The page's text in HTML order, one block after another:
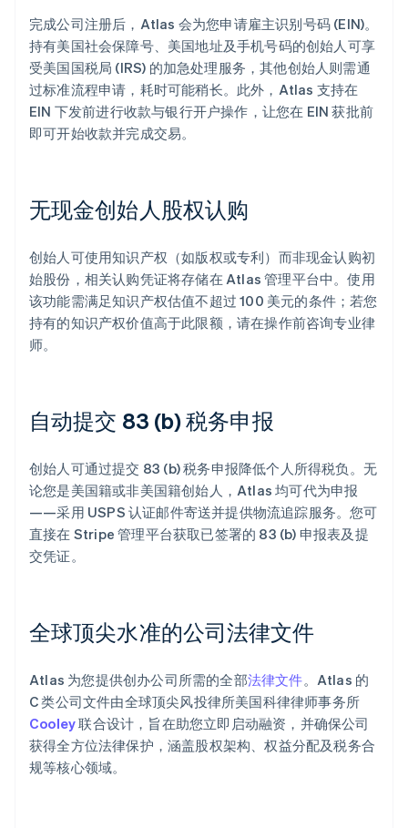
完成公司注册后，Atlas 会为您申请雇主识别号码 (EIN)。
持有美国社会保障号、美国地址及手机号码的创始人可享
受美国国税局 (IRS) 的加急处理服务，其他创始人则需通
过标准流程申请，耗时可能稍长。此外，Atlas 支持在
EIN 下发前进行收款与银行开户操作，让您在 EIN 获批前
即可开始收款并完成交易。
无现金创始人股权认购
创始人可使用知识产权（如版权或专利）而非现金认购初
始股份，相关认购凭证将存储在 Atlas 管理平台中。使用
该功能需满足知识产权估值不超过 100 美元的条件；若您
持有的知识产权价值高于此限额，请在操作前咨询专业律
师。
自动提交 83 (b) 税务申报
创始人可通过提交 83 (b) 税务申报降低个人所得税负。无
论您是美国籍或非美国籍创始人，Atlas 均可代为申报
——采用 USPS 认证邮件寄送并提供物流追踪服务。您可
直接在 Stripe 管理平台获取已签署的 83 (b) 申报表及提
交凭证。
全球顶尖水准的公司法律文件
Atlas 为您提供创办公司所需的全部法律文件。Atlas 的
C 类公司文件由全球顶尖风投律所美国科律律师事务所
Cooley联合设计，旨在助您立即启动融资，并确保公司
获得全方位法律保护，涵盖股权架构、权益分配及税务合
规等核心领域。